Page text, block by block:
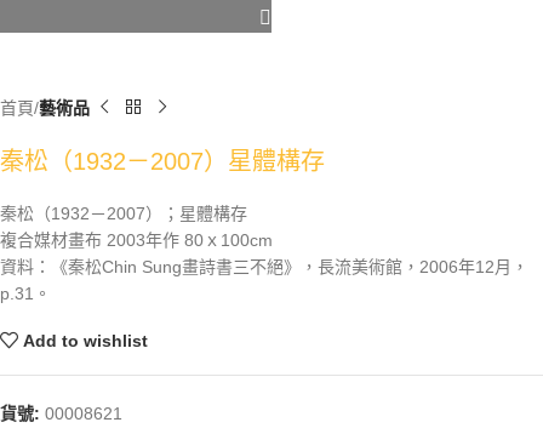
首頁 藝術品
秦松（1932－2007）星體構存
秦松（1932－2007）；星體構存
複合媒材畫布 2003年作 80ｘ100cm
資料：《秦松Chin Sung畫詩書三不絕》，長流美術館，2006年12月，
p.31。
Add to wishlist
貨號: 00008621